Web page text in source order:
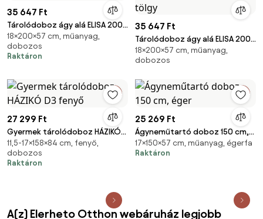
35 647 Ft
Tárolódoboz ágy alá ELISA 200
cm, fehér
18×200×57 cm, műanyag,
dobozos
Raktáron
35 647 Ft
Tárolódoboz ágy alá ELISA 200
cm, sonoma tölgy
18×200×57 cm, műanyag,
dobozos
27 299 Ft
Gyermek tárolódoboz HÁZIKÓ
D3 fenyő
11,5-17×158×84 cm, fenyő,
dobozos
Raktáron
25 269 Ft
Ágyneműtartó doboz 150 cm,
éger
17×150×57 cm, műanyag, égerfa
Raktáron
A(z) Elerheto Otthon webáruház legjobb